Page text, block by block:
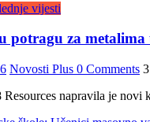
vijesti
potragu za
Novosti Plus 0 Comments
Resources napravila je